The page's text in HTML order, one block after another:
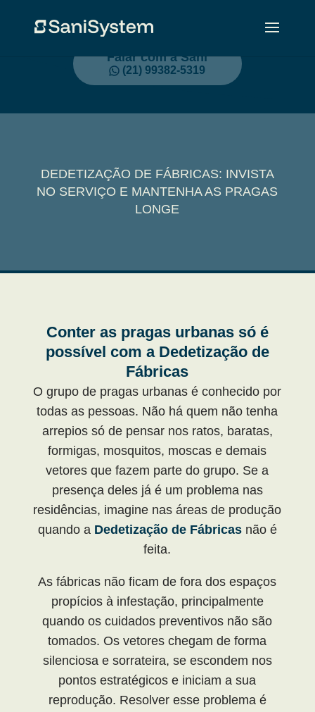
Falar com a Sani
(21) 99382-5319
DEDETIZAÇÃO DE FÁBRICAS: INVISTA
NO SERVIÇO E MANTENHA AS PRAGAS
LONGE
Conter as pragas urbanas só é
possível com a Dedetização de
Fábricas
O grupo de pragas urbanas é conhecido por
todas as pessoas. Não há quem não tenha
arrepios só de pensar nos ratos, baratas,
formigas, mosquitos, moscas e demais
vetores que fazem parte do grupo. Se a
presença deles já é um problema nas
residências, imagine nas áreas de produção
quando a Dedetização de Fábricasnão é
feita.
As fábricas não ficam de fora dos espaços
propícios à infestação, principalmente
quando os cuidados preventivos não são
tomados. Os vetores chegam de forma
silenciosa e sorrateira, se escondem nos
pontos estratégicos e iniciam a sua
reprodução. Resolver esse problema é